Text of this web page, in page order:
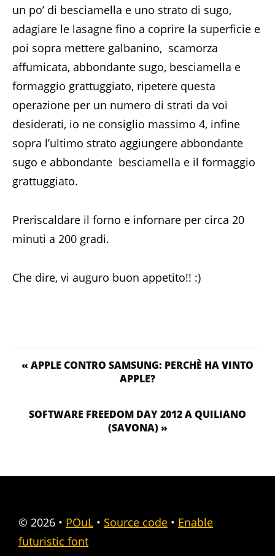
un po’ di besciamella e uno strato di sugo,
adagiare le lasagne fino a coprire la superficie e
poi sopra mettere galbanino, scamorza
affumicata, abbondante sugo, besciamella e
formaggio grattuggiato, ripetere questa
operazione per un numero di strati da voi
desiderati, io ne consiglio massimo 4, infine
sopra l’ultimo strato aggiungere abbondante
sugo e abbondante besciamella e il formaggio
grattuggiato.
Preriscaldare il forno e infornare per circa 20
minuti a 200 gradi.
Che dire, vi auguro buon appetito!! :)
« APPLE CONTRO SAMSUNG: PERCHÈ HA VINTO
APPLE?
SOFTWARE FREEDOM DAY 2012 A QUILIANO
(SAVONA) »
© 2026 • POuL • Source code • Enable
futuristic font